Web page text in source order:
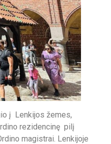
į Lenkijos žemes,
rezidencinę pilį
magistrai. Lenkijoje